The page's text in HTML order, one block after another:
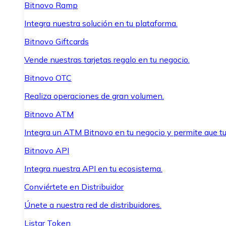
Bitnovo Ramp
Integra nuestra solución en tu plataforma.
Bitnovo Giftcards
Vende nuestras tarjetas regalo en tu negocio.
Bitnovo OTC
Realiza operaciones de gran volumen.
Bitnovo ATM
Integra un ATM Bitnovo en tu negocio y permite que
Bitnovo API
Integra nuestra API en tu ecosistema.
Conviértete en Distribuidor
Únete a nuestra red de distribuidores.
Listar Token